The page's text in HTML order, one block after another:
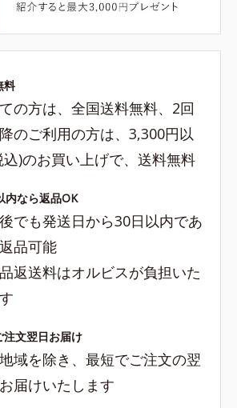
料
の方は、全国送料無料、2回
のご利用の方は、3,300円以
込)のお買い上げで、送料無料
内なら返品OK
でも発送日から30日以内であ
品可能
返送料はオルビスが負担いた
注文翌日お届け
域を除き、最短でご注文の翌
届けいたします